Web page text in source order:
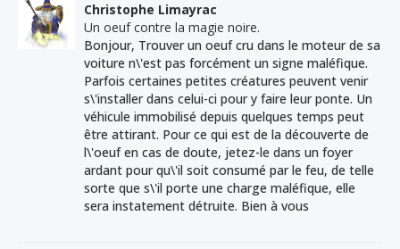
Christophe Limayrac
Un oeuf contre la magie noire.
Bonjour, Trouver un oeuf cru dans le moteur de sa
voiture n\'est pas forcément un signe maléfique.
Parfois certaines petites créatures peuvent venir
s\'installer dans celui-ci pour y faire leur ponte. Un
véhicule immobilisé depuis quelques temps peut
être attirant. Pour ce qui est de la découverte de
l\'oeuf en cas de doute, jetez-le dans un foyer
ardant pour qu\'il soit consumé par le feu, de telle
sorte que s\'il porte une charge maléfique, elle
sera instatement détruite. Bien à vous